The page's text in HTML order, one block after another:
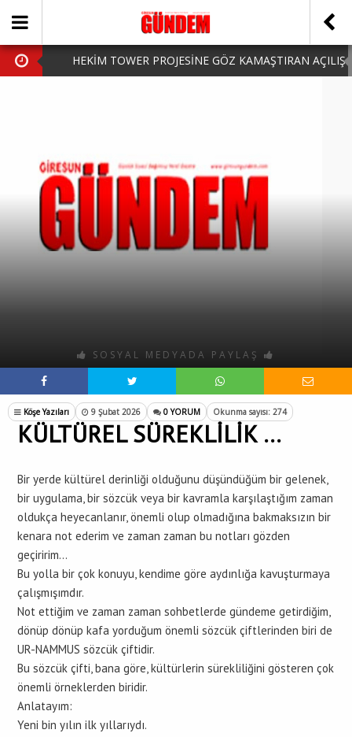
HEKİM TOWER PROJESİNE GÖZ KAMAŞTIRAN AÇILIŞ
HARUN CİCİ: VİDEOYU GÖRÜNCE GÖZLERİM DOLDU
SOSYAL MEDYADA PAYLAŞ
Köşe Yazıları 9 Şubat 2026 0 YORUM Okunma sayısı: 274
KÜLTÜREL SÜREKLİLİK …
Bir yerde kültürel derinliği olduğunu düşündüğüm bir gelenek,
bir uygulama, bir sözcük veya bir kavramla karşılaştığım zaman
oldukça heyecanlanır, önemli olup olmadığına bakmaksızın bir
kenara not ederim ve zaman zaman bu notları gözden
geçiririm…
Bu yolla bir çok konuyu, kendime göre aydınlığa kavuşturmaya
çalışmışımdır.
Not ettiğim ve zaman zaman sohbetlerde gündeme getirdiğim,
dönüp dönüp kafa yorduğum önemli sözcük çiftlerinden biri de
UR-NAMMUS sözcük çiftidir.
Bu sözcük çifti, bana göre, kültürlerin sürekliliğini gösteren çok
önemli örneklerden biridir.
Anlatayım:
Yeni bin yılın ilk yıllarıydı.